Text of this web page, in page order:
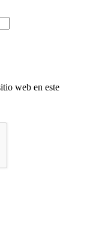
web en este